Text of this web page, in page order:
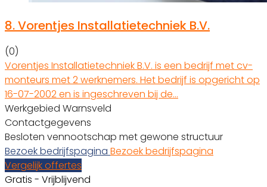
8.Vorentjes Installatietechniek B.V.
(0)
Vorentjes Installatietechniek B.V. is een bedrijf met cv-
monteurs met 2 werknemers. Het bedrijf is opgericht op
16-07-2002 en is ingeschreven bij de…
Werkgebied Warnsveld
Contactgegevens
Besloten vennootschap met gewone structuur
Bezoek bedrijfspagina Bezoek bedrijfspagina
Vergelijk offertes
Gratis - Vrijblijvend